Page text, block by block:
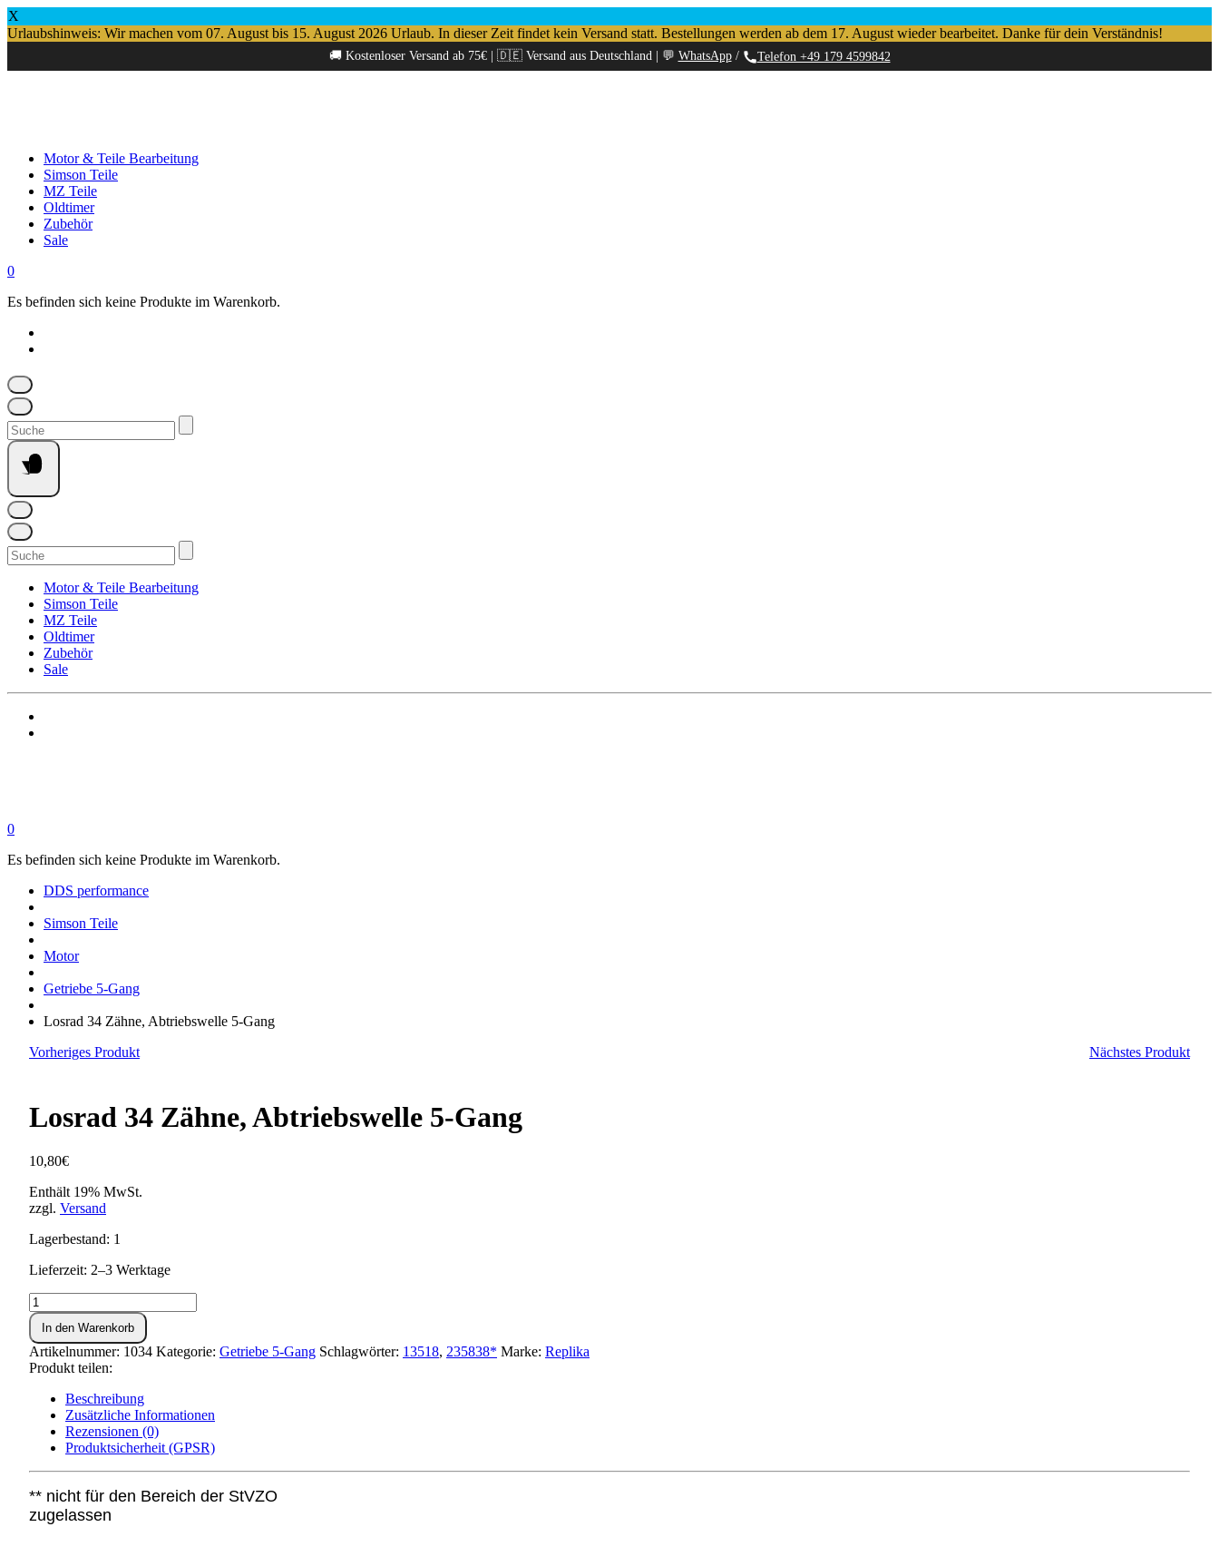
X
Urlaubshinweis: Wir machen vom 07. August bis 15. August 2026 Urlaub. In dieser Zeit findet kein Versand statt. Bestellungen werden ab dem 17. August wieder bearbeitet. Danke für dein Verständnis!
🚚 Kostenloser Versand ab 75€ | 🇩🇪 Versand aus Deutschland | 💬 WhatsApp/ Telefon +49 179 4599842
Motor & Teile Bearbeitung
Simson Teile
MZ Teile
Oldtimer
Zubehör
Sale
0
Es befinden sich keine Produkte im Warenkorb.
Suchen
nach:
Suchen
nach:
Motor & Teile Bearbeitung
Simson Teile
MZ Teile
Oldtimer
Zubehör
Sale
0
Es befinden sich keine Produkte im Warenkorb.
DDS performance
Simson Teile
Motor
Getriebe 5-Gang
Losrad 34 Zähne, Abtriebswelle 5-Gang
Vorheriges Produkt
Nächstes Produkt
Losrad 34 Zähne, Abtriebswelle 5-Gang
10,80€
Enthält 19% MwSt.
zzgl. Versand
Lagerbestand: 1
Lieferzeit: 2–3 Werktage
Losrad
34
Zähne,
Abtriebswelle
5-
Menge
In den Warenkorb
Artikelnummer: 1034 Kategorie: Getriebe 5-Gang Schlagwörter: 13518, 235838* Marke: Replika
Produkt teilen:
Beschreibung
Zusätzliche Informationen
Rezensionen (0)
Produktsicherheit (GPSR)
** nicht für den Bereich der StVZO
zugelassen